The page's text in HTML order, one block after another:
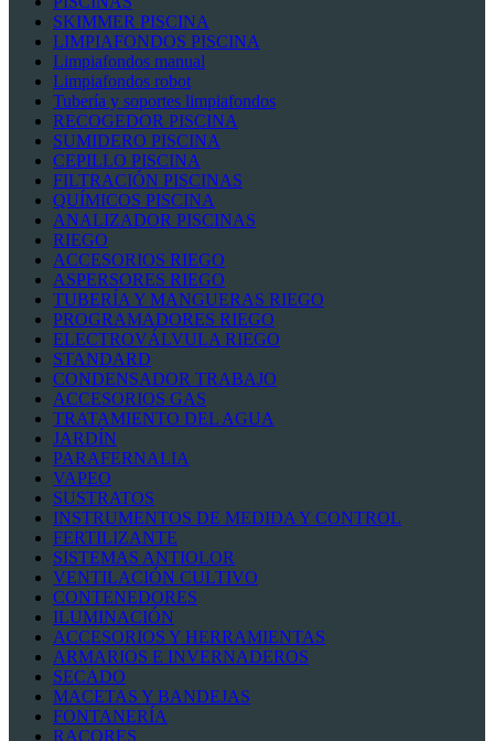
SKIMMER PISCINA
LIMPIAFONDOS PISCINA
Limpiafondos manual
Limpiafondos robot
Tubería y soportes limpiafondos
RECOGEDOR PISCINA
SUMIDERO PISCINA
CEPILLO PISCINA
FILTRACIÓN PISCINAS
QUÍMICOS PISCINA
ANALIZADOR PISCINAS
RIEGO
ACCESORIOS RIEGO
ASPERSORES RIEGO
TUBERÍA Y MANGUERAS RIEGO
PROGRAMADORES RIEGO
ELECTROVÁLVULA RIEGO
STANDARD
CONDENSADOR TRABAJO
ACCESORIOS GAS
TRATAMIENTO DEL AGUA
JARDÍN
PARAFERNALIA
VAPEO
SUSTRATOS
INSTRUMENTOS DE MEDIDA Y CONTROL
FERTILIZANTE
SISTEMAS ANTIOLOR
VENTILACIÓN CULTIVO
CONTENEDORES
ILUMINACIÓN
ACCESORIOS Y HERRAMIENTAS
ARMARIOS E INVERNADEROS
SECADO
MACETAS Y BANDEJAS
FONTANERÍA
RACORES